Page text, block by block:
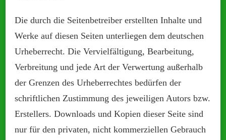
Die durch die Seitenbetreiber erstellten Inhalte und
Werke auf diesen Seiten unterliegen dem deutschen
Urheberrecht. Die Vervielfältigung, Bearbeitung,
Verbreitung und jede Art der Verwertung außerhalb
der Grenzen des Urheberrechtes bedürfen der
schriftlichen Zustimmung des jeweiligen Autors bzw.
Erstellers. Downloads und Kopien dieser Seite sind
nur für den privaten, nicht kommerziellen Gebrauch